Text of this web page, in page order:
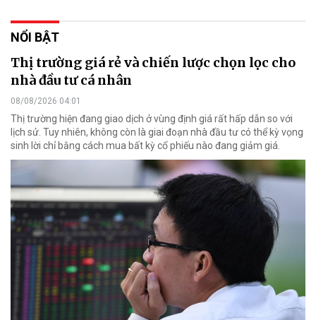
NỔI BẬT
Thị trường giá rẻ và chiến lược chọn lọc cho
nhà đầu tư cá nhân
08/08/2026 04:01
Thị trường hiện đang giao dịch ở vùng định giá rất hấp dẫn so với
lịch sử. Tuy nhiên, không còn là giai đoạn nhà đầu tư có thể kỳ vọng
sinh lời chỉ bằng cách mua bất kỳ cổ phiếu nào đang giảm giá.